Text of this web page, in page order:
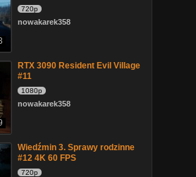
720p
nowakarek358
RTX 3090 Resident Evil Village
#11
1080p
nowakarek358
Wiedźmin 3. Sprawy rodzinne
#12 4K 60 FPS
720p